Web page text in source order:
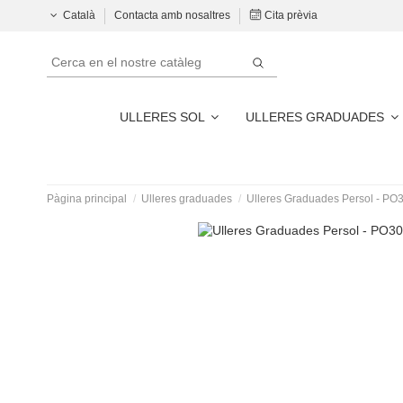
Català Contacta amb nosaltres Cita prèvia
ULLERES SOL ULLERES GRADUADES
Pàgina principal Ulleres graduades Ulleres Graduades Persol -